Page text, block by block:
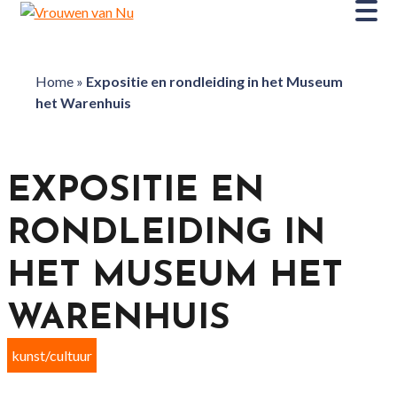
Home» Expositie en rondleiding in het Museum
het Warenhuis
EXPOSITIE EN
RONDLEIDING IN
HET MUSEUM HET
WARENHUIS
kunst/cultuur